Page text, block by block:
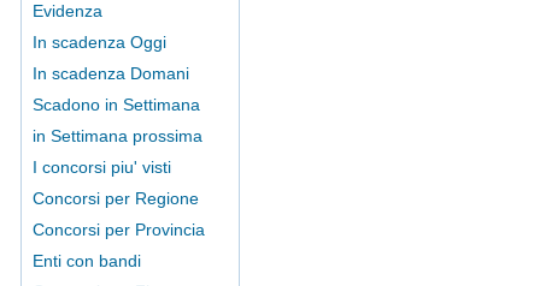
Evidenza
In scadenza Oggi
In scadenza Domani
Scadono in Settimana
in Settimana prossima
I concorsi piu' visti
Concorsi per Regione
Concorsi per Provincia
Enti con bandi